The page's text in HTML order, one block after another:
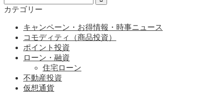
カテゴリー
キャンペーン・お得情報・時事ニュース
コモディティ（商品投資）
ポイント投資
ローン・融資
住宅ローン
不動産投資
仮想通貨